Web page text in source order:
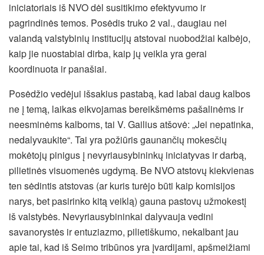
iniciatoriais iš NVO dėl susitikimo efektyvumo ir
pagrindinės temos. Posėdis truko 2 val., daugiau nei
valandą valstybinių institucijų atstovai nuobodžiai kalbėjo,
kaip jie nuostabiai dirba, kaip jų veikla yra gerai
koordinuota ir panašiai.
Posėdžio vedėjui išsakius pastabą, kad labai daug kalbos
ne į temą, laikas eikvojamas bereikšmėms pašalinėms ir
neesminėms kalboms, tai V. Gailius atšovė: „Jei nepatinka,
nedalyvaukite“. Tai yra požiūris gaunančių mokesčių
mokėtojų pinigus į nevyriausybininkų iniciatyvas ir darbą,
pilietinės visuomenės ugdymą. Be NVO atstovų kiekvienas
ten sėdintis atstovas (ar kuris turėjo būti kaip komisijos
narys, bet pasirinko kitą veiklą) gauna pastovų užmokestį
iš valstybės. Nevyriausybininkai dalyvauja vedini
savanorystės ir entuziazmo, pilietiškumo, nekalbant jau
apie tai, kad iš Seimo tribūnos yra įvardijami, apšmeižiami